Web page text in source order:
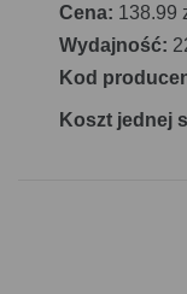
Cena: 138.99
Wydajność:
Kod
Koszt jednej